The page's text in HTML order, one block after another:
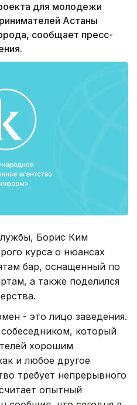
для молодежи
Астаны
сообщает пресс-
Борис Ким
курса о нюансах
бар, оснащенный по
а также поделился
- это лицо заведения.
который
хорошим
и любое другое
требует непрерывного
опытный